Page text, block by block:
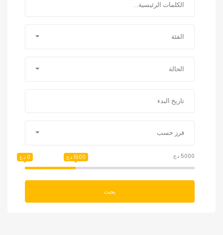
الفئة
الحالة
فرز حسب
5000 د.ج 0 د.ج 1500 د.ج
بحث